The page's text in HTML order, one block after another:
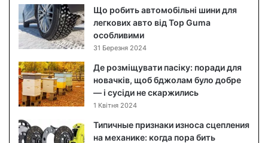
о
б
л
и
ч
я
м
:
я
к
Що робить автомобільні шини для
легкових авто від Top Guma
особливими
31 Березня 2024
Де розміщувати пасіку: поради для
новачків, щоб бджолам було добре
— і сусіди не скаржились
1 Квітня 2024
Типичные признаки износа сцепления
на механике: когда пора бить